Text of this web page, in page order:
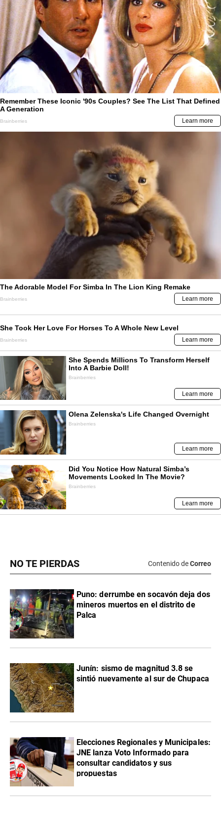
NO TE PIERDAS Contenido deCorreo
Puno: derrumbe en socavón deja dos
mineros muertos en el distrito de
Palca
Junín: sismo de magnitud 3.8 se
sintió nuevamente al sur de Chupaca
Elecciones Regionales y Municipales:
JNE lanza Voto Informado para
consultar candidatos y sus
propuestas